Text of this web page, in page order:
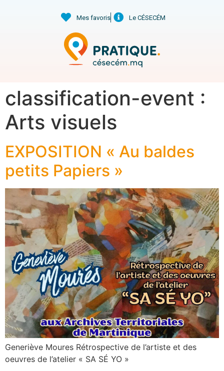
Mes favoris Le CÉSECÉM
classification-event :
Arts visuels
EXPOSITION « Au baldes
petits Papiers »
Generiève Moures Rétrospective de l’artiste et des
oeuvres de l’atelier « SA SÉ YO »